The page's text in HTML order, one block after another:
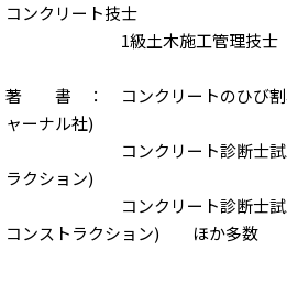
コンクリート技士
1級土木施工管理技士
著 書 ： コンクリートのひび割
ャーナル社)
コンクリート診断士試験合
ラクション)
コンクリート診断士試験重
コンストラクション) ほか多数